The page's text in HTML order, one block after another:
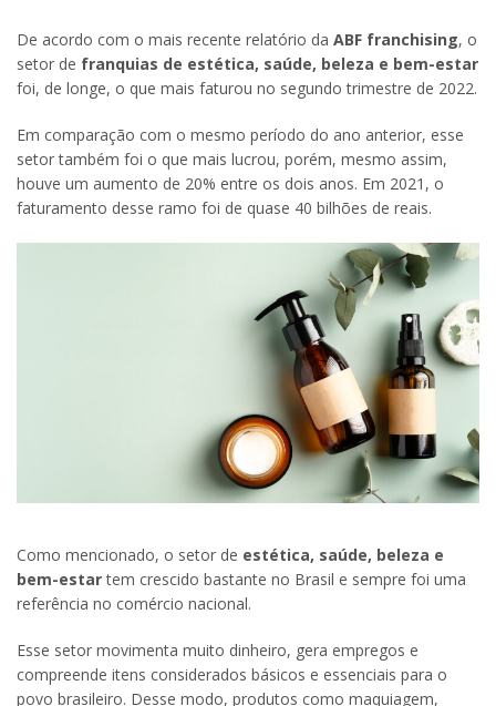
De acordo com o mais recente relatório da ABF franchising, o
setor de franquias de estética, saúde, beleza e bem-estar
foi, de longe, o que mais faturou no segundo trimestre de 2022.
Em comparação com o mesmo período do ano anterior, esse
setor também foi o que mais lucrou, porém, mesmo assim,
houve um aumento de 20% entre os dois anos. Em 2021, o
faturamento desse ramo foi de quase 40 bilhões de reais.
Como mencionado, o setor de estética, saúde, beleza e
bem-estartem crescido bastante no Brasil e sempre foi uma
referência no comércio nacional.
Esse setor movimenta muito dinheiro, gera empregos e
compreende itens considerados básicos e essenciais para o
povo brasileiro. Desse modo, produtos como maquiagem,